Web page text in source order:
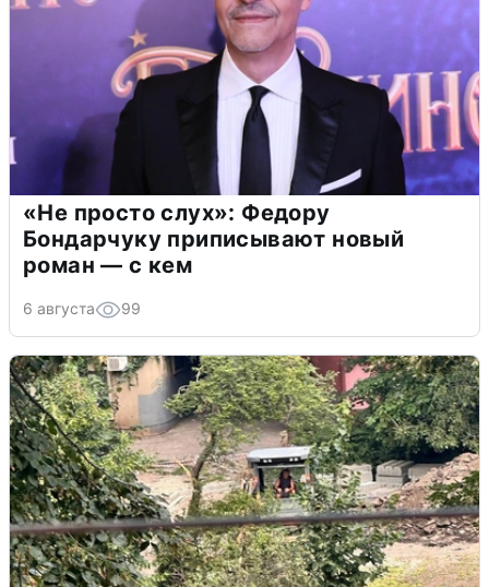
«Не просто слух»: Федору
Бондарчуку приписывают новый
роман — с кем
6 августа 99